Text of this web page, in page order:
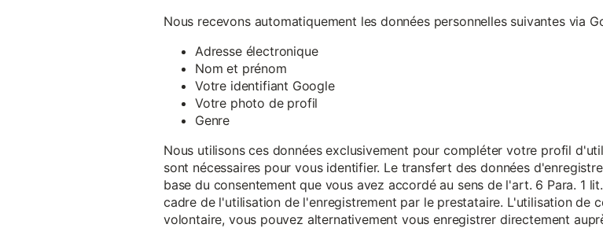
Nous recevons automatiquement les données personnelles suivantes via
Adresse électronique
Nom et prénom
Votre identifiant Google
Votre photo de profil
Genre
Nous utilisons ces données exclusivement pour compléter votre profil
sont nécessaires pour vous identifier. Le transfert des données
base du consentement que vous avez accordé au sens de l'art. 6 Para. 1
cadre de l'utilisation de l'enregistrement par le prestataire. L'utilisation de
volontaire, vous pouvez alternativement vous enregistrer directement